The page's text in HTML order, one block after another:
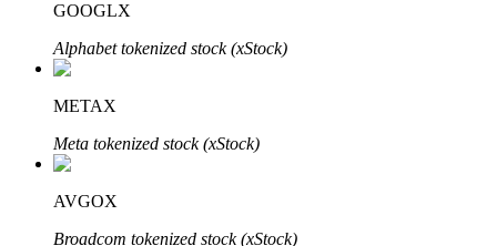
Parceiros Bitrue
GOOGLX
Alphabet tokenized stock (xStock)
METAX
Meta tokenized stock (xStock)
AVGOX
Broadcom tokenized stock (xStock)